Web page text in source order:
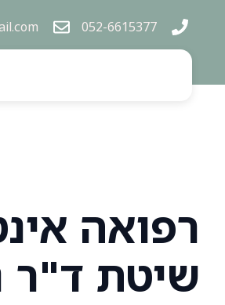
052-6615377
שטיפה
רפואה
שיטת ד"ר